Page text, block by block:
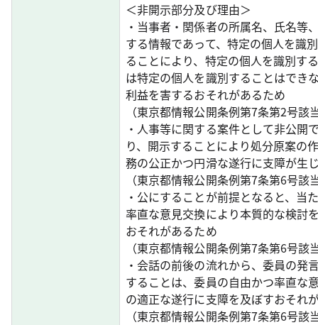
＜非開示部分及び理由＞
・当事者・関係者の所属名、氏名等
する情報であって、特定の個人を識
ることにより、特定の個人を識別す
は特定の個人を識別することはでき
利益を害するおそれがあるため
（東京都情報公開条例第7条第2号該
・人事等に関する案件として非公開
り、開示することにより処分原案の
務の公正かつ円滑な遂行に支障が生
（東京都情報公開条例第7条第6号該
・公にすることが前提となると、当
率直な意見交換により本質的な検討
おそれがあるため
（東京都情報公開条例第7条第6号該
・会話の前後の流れから、委員の発
することは、委員の自由かつ率直な
の適正な遂行に支障を及ぼすおそれ
（東京都情報公開条例第7条第6号該